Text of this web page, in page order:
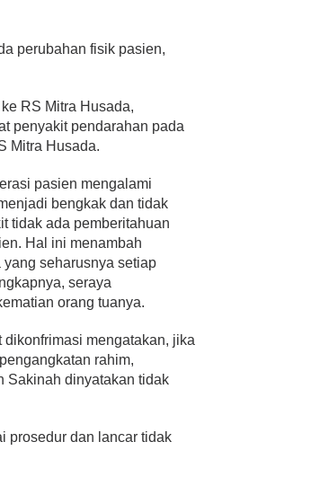
perubahan fisik pasien,
RS Mitra Husada,
penyakit pendarahan pada
Mitra Husada.
pasien mengalami
bengkak dan tidak
tidak ada pemberitahuan
Hal ini menambah
seharusnya setiap
seraya
orang tuanya.
mengatakan, jika
rahim,
Sakinah dinyatakan tidak
prosedur dan lancar tidak